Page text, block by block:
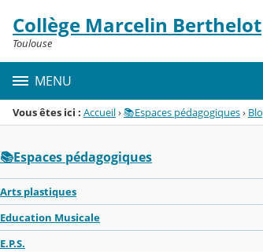
Menu de la rubrique
Contenu
Collège Marcelin Berthelot
Toulouse
MENU
Vous êtes ici : Accueil›📚Espaces pédagogiques›
📚Espaces pédagogiques
Arts plastiques
Education Musicale
E.P.S.